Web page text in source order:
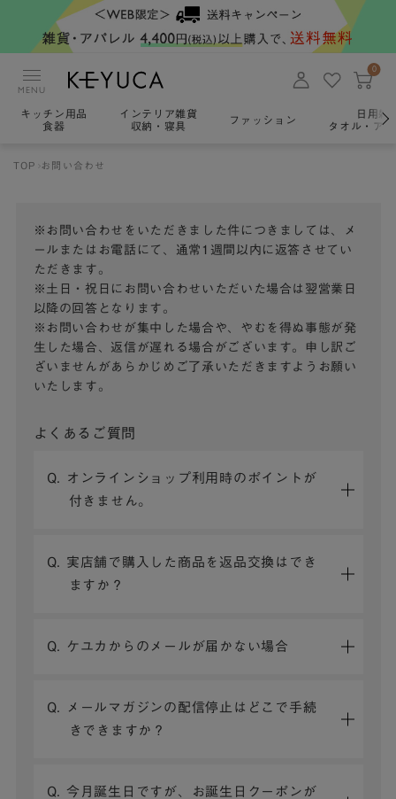
MENU
0
キッチン用品
食器
インテリア雑貨
収納・寝具
ファッション
日用雑
タオル・ア
TOP お問い合わせ
※お問い合わせをいただきました件につきましては、メ
ールまたはお電話にて、通常1週間以内に返答させてい
ただきます。
※土日・祝日にお問い合わせいただいた場合は翌営業日
以降の回答となります。
※お問い合わせが集中した場合や、やむを得ぬ事態が発
生した場合、返信が遅れる場合がございます。申し訳ご
ざいませんがあらかじめご了承いただきますようお願い
いたします。
よくあるご質問
Q. オンラインショップ利用時のポイントが
付きません。
Q. 実店舗で購入した商品を返品交換はでき
ますか？
Q. ケユカからのメールが届かない場合
Q. メールマガジンの配信停止はどこで手続
きできますか？
Q. 今月誕生日ですが、お誕生日クーポンが